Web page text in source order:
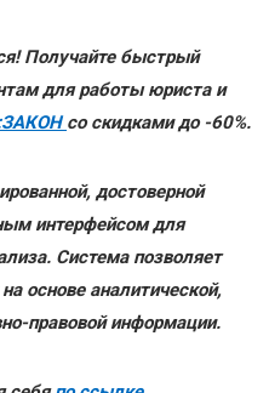
Получайте быстрый
для работы юриста и
со скидками до -60%.
достоверной
интерфейсом для
Система позволяет
основе аналитической,
правовой информации.